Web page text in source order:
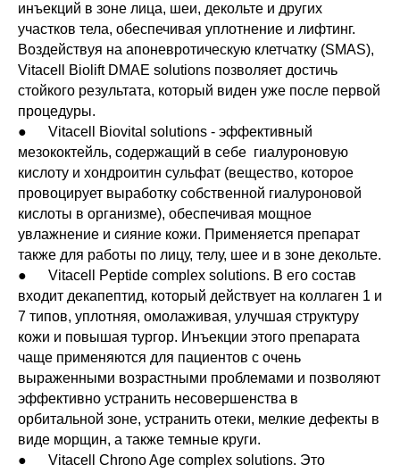
инъекций в зоне лица, шеи, декольте и других
участков тела, обеспечивая уплотнение и лифтинг.
Воздействуя на апоневротическую клетчатку (SMAS),
Vitacell Biolift DMAE solutions позволяет достичь
стойкого результата, который виден уже после первой
процедуры.
● Vitacell Biovital solutions - эффективный
мезококтейль, содержащий в себе гиалуроновую
кислоту и хондроитин сульфат (вещество, которое
провоцирует выработку собственной гиалуроновой
кислоты в организме), обеспечивая мощное
увлажнение и сияние кожи. Применяется препарат
также для работы по лицу, телу, шее и в зоне декольте.
● Vitacell Peptide complex solutions. В его состав
входит декапептид, который действует на коллаген 1 и
7 типов, уплотняя, омолаживая, улучшая структуру
кожи и повышая тургор. Инъекции этого препарата
чаще применяются для пациентов с очень
выраженными возрастными проблемами и позволяют
эффективно устранить несовершенства в
орбитальной зоне, устранить отеки, мелкие дефекты в
виде морщин, а также темные круги.
● Vitacell Chrono Age complex solutions. Это